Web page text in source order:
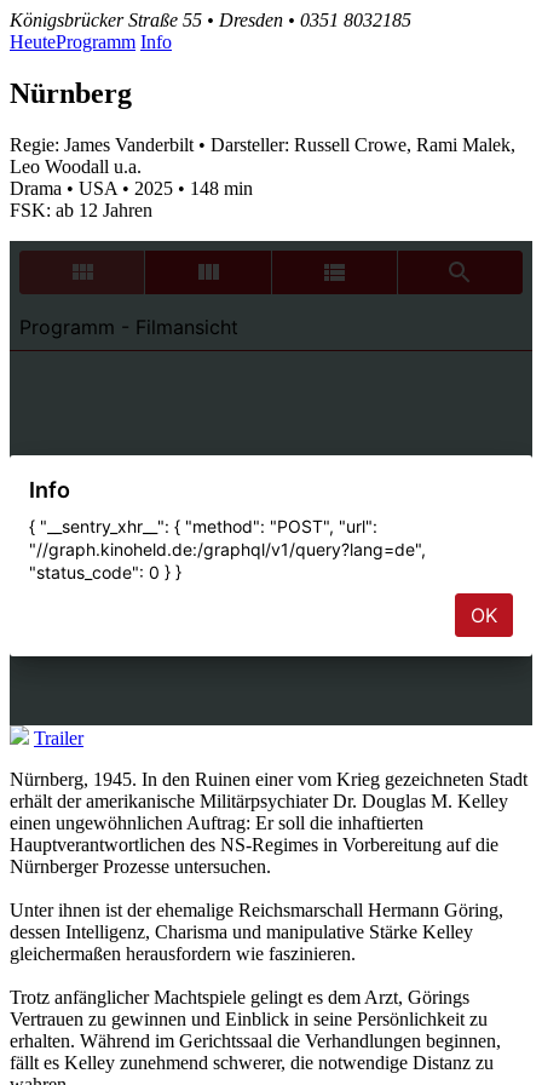
Königsbrücker Straße 55 • Dresden • 0351 8032185
HeuteProgramm Info
Nürnberg
Regie: James Vanderbilt • Darsteller: Russell Crowe, Rami Malek,
Leo Woodall u.a.
Drama • USA • 2025 • 148 min
FSK: ab 12 Jahren
Trailer
Nürnberg, 1945. In den Ruinen einer vom Krieg gezeichneten Stadt
erhält der amerikanische Militärpsychiater Dr. Douglas M. Kelley
einen ungewöhnlichen Auftrag: Er soll die inhaftierten
Hauptverantwortlichen des NS-Regimes in Vorbereitung auf die
Nürnberger Prozesse untersuchen.
Unter ihnen ist der ehemalige Reichsmarschall Hermann Göring,
dessen Intelligenz, Charisma und manipulative Stärke Kelley
gleichermaßen herausfordern wie faszinieren.
Trotz anfänglicher Machtspiele gelingt es dem Arzt, Görings
Vertrauen zu gewinnen und Einblick in seine Persönlichkeit zu
erhalten. Während im Gerichtssaal die Verhandlungen beginnen,
fällt es Kelley zunehmend schwerer, die notwendige Distanz zu